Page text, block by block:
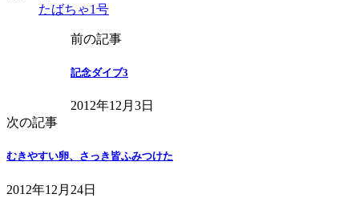
たばちゃ1号
前の記事
記念ダイブ3
2012年12月3日
次の記事
むきやすい卵、さっき皆ふみつけた
2012年12月24日